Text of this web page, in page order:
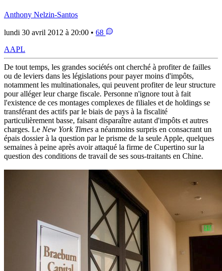
Anthony Nelzin-Santos
lundi 30 avril 2012 à 20:00 • 68
AAPL
De tout temps, les grandes sociétés ont cherché à profiter de failles
ou de leviers dans les législations pour payer moins d'impôts,
notamment les multinationales, qui peuvent profiter de leur structure
pour alléger leur charge fiscale. Personne n'ignore tout à fait
l'existence de ces montages complexes de filiales et de holdings se
transférant des actifs par le biais de pays à la fiscalité
particulièrement basse, faisant disparaître autant d'impôts et autres
charges. Le New York Times a néanmoins surpris en consacrant un
épais dossier à la question par le prisme de la seule Apple, quelques
semaines à peine après avoir attaqué la firme de Cupertino sur la
question des conditions de travail de ses sous-traitants en Chine.